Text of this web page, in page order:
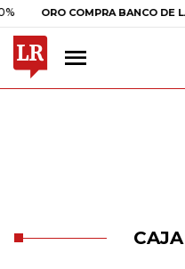
ORO COMPRA BANCO DE LA